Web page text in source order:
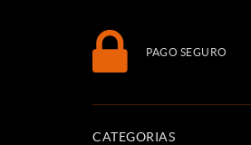
PAGO SEGURO
CATEGORIAS